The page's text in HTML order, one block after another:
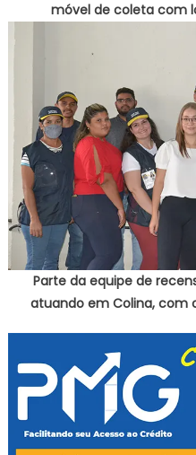
móvel de coleta com
Parte da equipe de
atuando em Colina, com